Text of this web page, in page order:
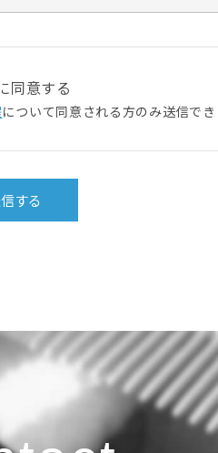
同意する
について同意される方のみ送信で